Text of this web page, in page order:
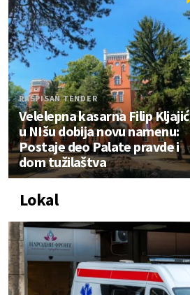
RASPISAN TENDER
Velelepna kasarna Filip Kljajić
u NIšu dobija novu namenu:
Postaje deo Palate pravde i
dom tužilaštva
Lokal